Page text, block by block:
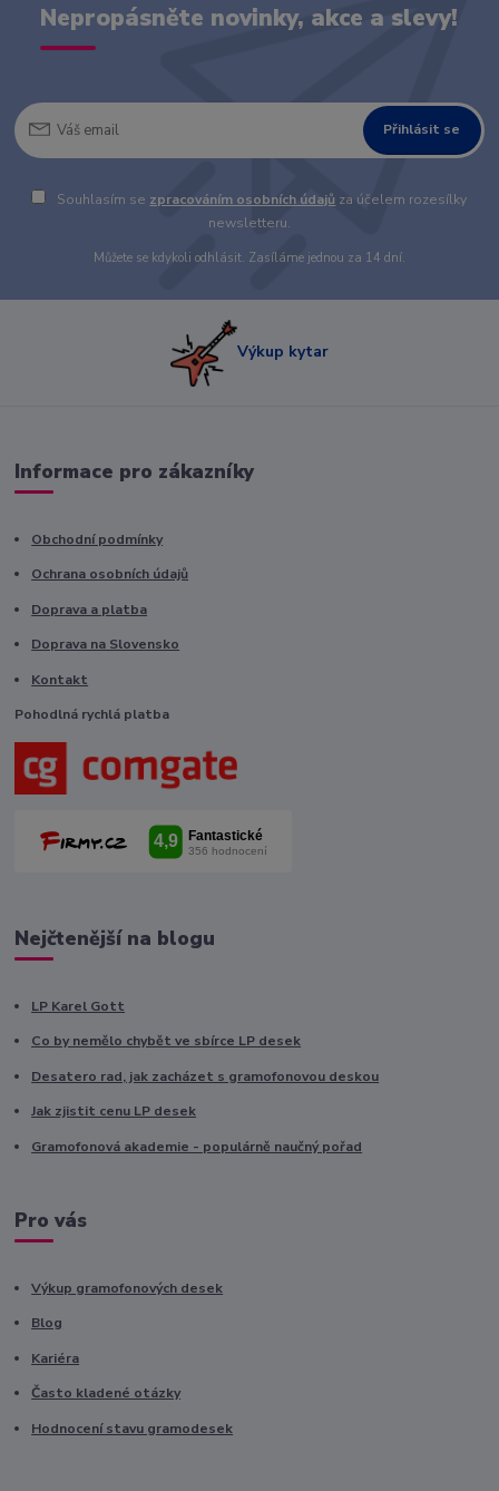
Nepropásněte novinky, akce a slevy!
Přihlásit se
Souhlasím se zpracováním osobních údajů za účelem rozesílky
newsletteru.
Můžete se kdykoli odhlásit. Zasíláme jednou za 14 dní.
Výkup kytar
Informace pro zákazníky
Obchodní podmínky
Ochrana osobních údajů
Doprava a platba
Doprava na Slovensko
Kontakt
Pohodlná rychlá platba
Nejčtenější na blogu
LP Karel Gott
Co by nemělo chybět ve sbírce LP desek
Desatero rad, jak zacházet s gramofonovou deskou
Jak zjistit cenu LP desek
Gramofonová akademie - populárně naučný pořad
Pro vás
Výkup gramofonových desek
Blog
Kariéra
Často kladené otázky
Hodnocení stavu gramodesek